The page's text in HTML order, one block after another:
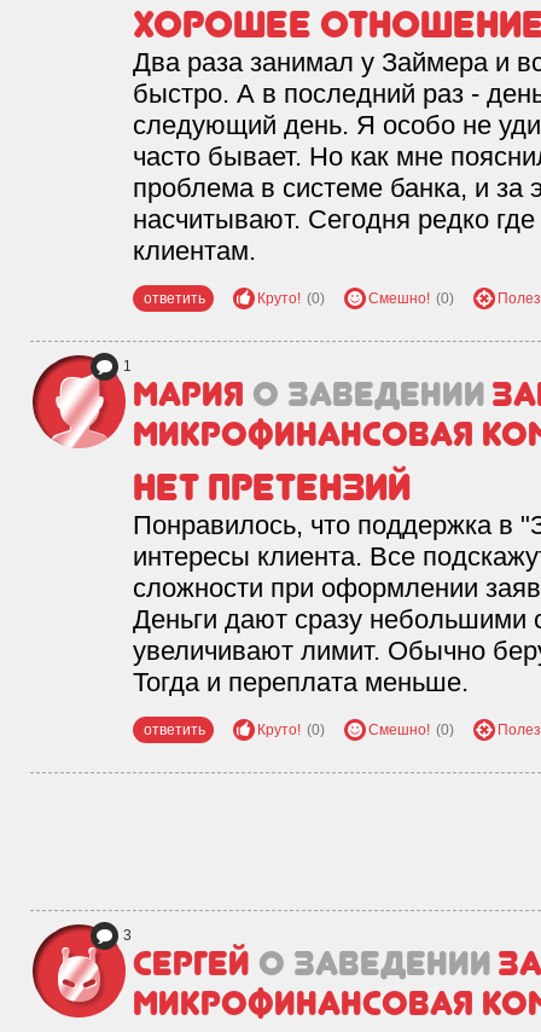
Хорошее
Два раза занимал у Займера и
быстро. А в последний раз -
следующий день. Я особо не
часто бывает. Но как мне
проблема в системе банка, и
насчитывают. Сегодня редко
клиентам.
ответить Круто! (0) Смешно! (0)
1
МАрия о заведении
микрофинансовая
Нет претензий
Понравилось, что поддержка в
интересы клиента. Все
сложности при оформлении
Деньги дают сразу небольшими
увеличивают лимит. Обычно
Тогда и переплата меньше.
ответить Круто! (0) Смешно! (0)
3
Сергей о заведении
микрофинансовая